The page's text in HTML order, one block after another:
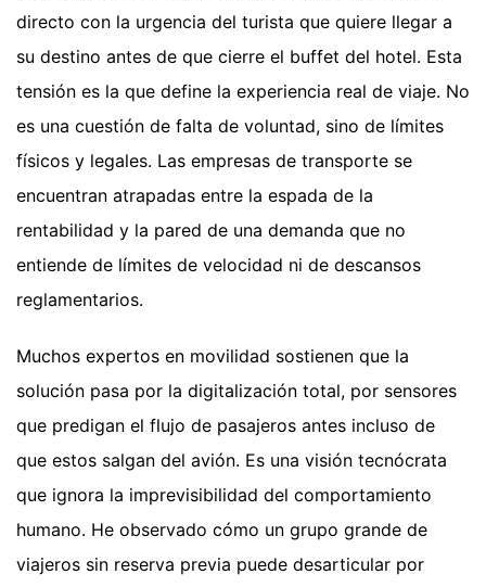
directo con la urgencia del turista que quiere llegar a
su destino antes de que cierre el buffet del hotel. Esta
tensión es la que define la experiencia real de viaje. No
es una cuestión de falta de voluntad, sino de límites
físicos y legales. Las empresas de transporte se
encuentran atrapadas entre la espada de la
rentabilidad y la pared de una demanda que no
entiende de límites de velocidad ni de descansos
reglamentarios.
Muchos expertos en movilidad sostienen que la
solución pasa por la digitalización total, por sensores
que predigan el flujo de pasajeros antes incluso de
que estos salgan del avión. Es una visión tecnócrata
que ignora la imprevisibilidad del comportamiento
humano. He observado cómo un grupo grande de
viajeros sin reserva previa puede desarticular por